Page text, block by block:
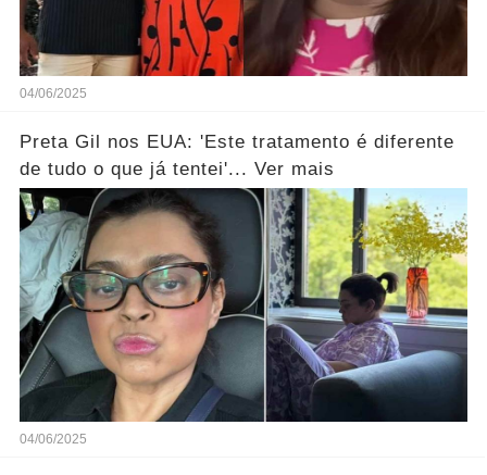
04/06/2025
Preta Gil nos EUA: 'Este tratamento é diferente
de tudo o que já tentei'... Ver mais
04/06/2025